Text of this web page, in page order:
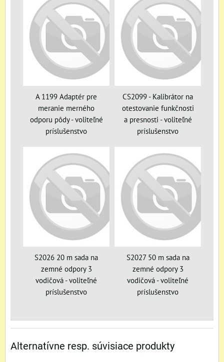
A 1199 Adaptér pre
meranie merného
odporu pôdy - voliteľné
príslušenstvo
CS2099 - Kalibrátor na
otestovanie funkčnosti
a presnosti - voliteľné
príslušenstvo
S2026 20 m sada na
zemné odpory 3
vodičová - voliteľné
príslušenstvo
S2027 50 m sada na
zemné odpory 3
vodičová - voliteľné
príslušenstvo
Alternatívne resp. súvisiace produkty